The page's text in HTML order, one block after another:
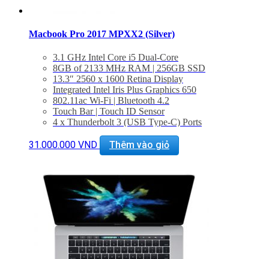
Macbook Pro 2017 MPXX2 (Silver)
3.1 GHz Intel Core i5 Dual-Core
8GB of 2133 MHz RAM | 256GB SSD
13.3″ 2560 x 1600 Retina Display
Integrated Intel Iris Plus Graphics 650
802.11ac Wi-Fi | Bluetooth 4.2
Touch Bar | Touch ID Sensor
4 x Thunderbolt 3 (USB Type-C) Ports
3.5mm Headphone Jack | Stereo Speakers
Force Touch Trackpad
macOS Sierra
31.000.000 VND Thêm vào giỏ